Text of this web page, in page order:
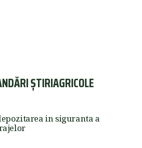
ȘTIRIAGRICOLE
in siguranta a